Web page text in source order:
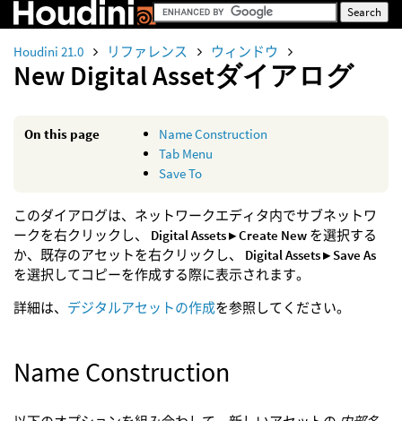
Houdini 21.0 リファレンス ウィンドウ
New Digital Assetダイアログ
On this page
Name Construction
Tab Menu
Save To
このダイアログは、ネットワークエディタ内でサブネットワ
ークを右クリックし、 Digital Assets ▸ Create New を選択する
か、既存のアセットを右クリックし、 Digital Assets ▸ Save As
を選択してコピーを作成する際に表示されます。
詳細は、 デジタルアセットの作成を参照してください。
Name Construction